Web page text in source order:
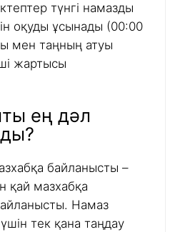
түнгі намазды
оқуды ұсынады (00:00
мен таңның атуы
жартысы
ең дәл
байланысты –
қай мазхабқа
Намаз
тек қана таңдау